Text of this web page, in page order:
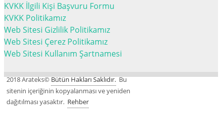
KVKK İlgili Kişi Başvuru Formu
KVKK Politikamız
Web Sitesi Gizlilik Politikamız
Web Sitesi Çerez Politikamız
Web Sitesi Kullanım Şartnamesi
2018 Arateks©Bütün Hakları Saklıdır.Bu
sitenin içeriğinin kopyalanması ve yeniden
dağıtılması yasaktır. Rehber